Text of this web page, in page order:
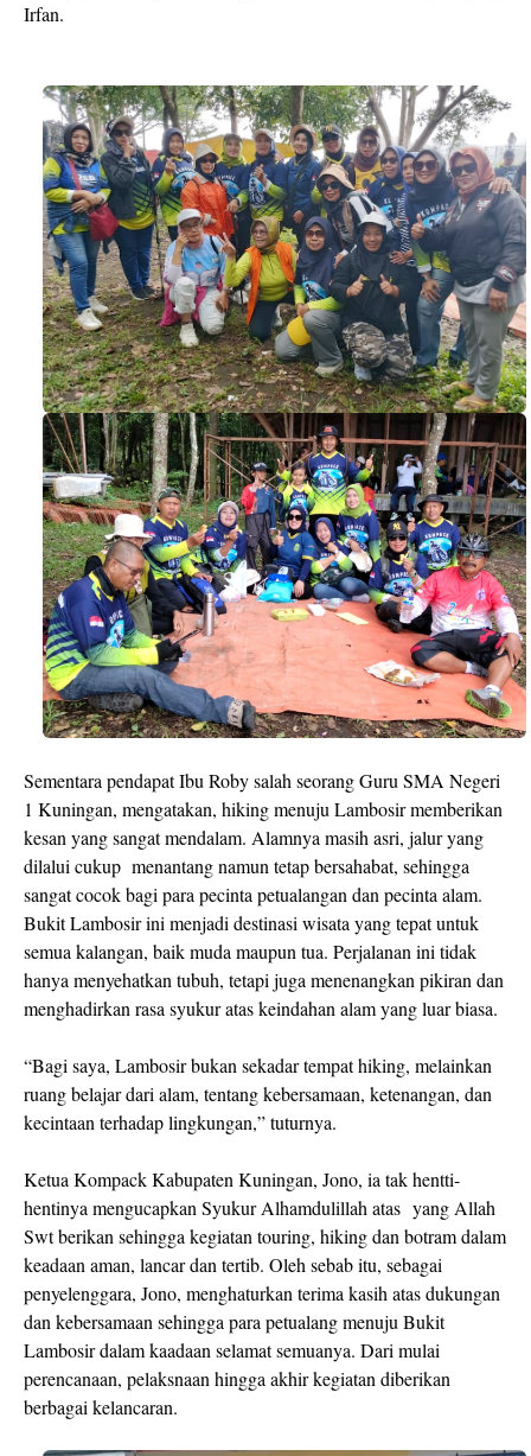
Irfan.
Sementara pendapat Ibu Roby salah seorang Guru SMA Negeri
1 Kuningan, mengatakan, hiking menuju Lambosir memberikan
kesan yang sangat mendalam. Alamnya masih asri, jalur yang
dilalui cukup menantang namun tetap bersahabat, sehingga
sangat cocok bagi para pecinta petualangan dan pecinta alam.
Bukit Lambosir ini menjadi destinasi wisata yang tepat untuk
semua kalangan, baik muda maupun tua. Perjalanan ini tidak
hanya menyehatkan tubuh, tetapi juga menenangkan pikiran dan
menghadirkan rasa syukur atas keindahan alam yang luar biasa.
“Bagi saya, Lambosir bukan sekadar tempat hiking, melainkan
ruang belajar dari alam, tentang kebersamaan, ketenangan, dan
kecintaan terhadap lingkungan,” tuturnya.
Ketua Kompack Kabupaten Kuningan, Jono, ia tak hentti-
hentinya mengucapkan Syukur Alhamdulillah atas yang Allah
Swt berikan sehingga kegiatan touring, hiking dan botram dalam
keadaan aman, lancar dan tertib. Oleh sebab itu, sebagai
penyelenggara, Jono, menghaturkan terima kasih atas dukungan
dan kebersamaan sehingga para petualang menuju Bukit
Lambosir dalam kaadaan selamat semuanya. Dari mulai
perencanaan, pelaksnaan hingga akhir kegiatan diberikan
berbagai kelancaran.